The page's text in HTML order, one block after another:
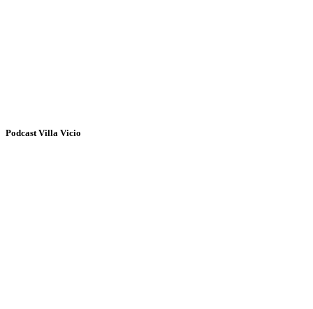
Podcast Villa Vicio